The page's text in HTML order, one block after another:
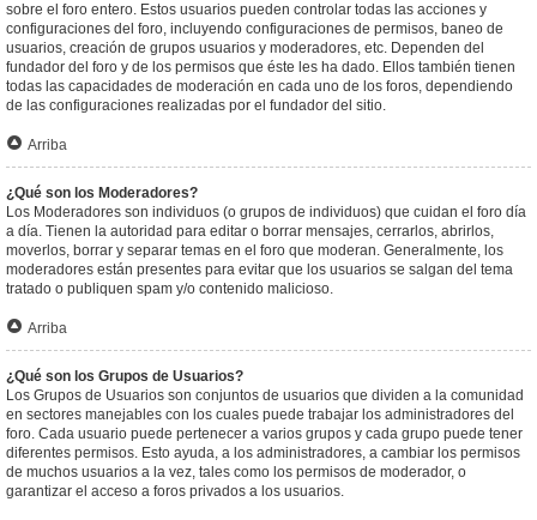
sobre el foro entero. Estos usuarios pueden controlar todas las acciones y
configuraciones del foro, incluyendo configuraciones de permisos, baneo de
usuarios, creación de grupos usuarios y moderadores, etc. Dependen del
fundador del foro y de los permisos que éste les ha dado. Ellos también tienen
todas las capacidades de moderación en cada uno de los foros, dependiendo
de las configuraciones realizadas por el fundador del sitio.
Arriba
¿Qué son los Moderadores?
Los Moderadores son individuos (o grupos de individuos) que cuidan el foro día
a día. Tienen la autoridad para editar o borrar mensajes, cerrarlos, abrirlos,
moverlos, borrar y separar temas en el foro que moderan. Generalmente, los
moderadores están presentes para evitar que los usuarios se salgan del tema
tratado o publiquen spam y/o contenido malicioso.
Arriba
¿Qué son los Grupos de Usuarios?
Los Grupos de Usuarios son conjuntos de usuarios que dividen a la comunidad
en sectores manejables con los cuales puede trabajar los administradores del
foro. Cada usuario puede pertenecer a varios grupos y cada grupo puede tener
diferentes permisos. Esto ayuda, a los administradores, a cambiar los permisos
de muchos usuarios a la vez, tales como los permisos de moderador, o
garantizar el acceso a foros privados a los usuarios.